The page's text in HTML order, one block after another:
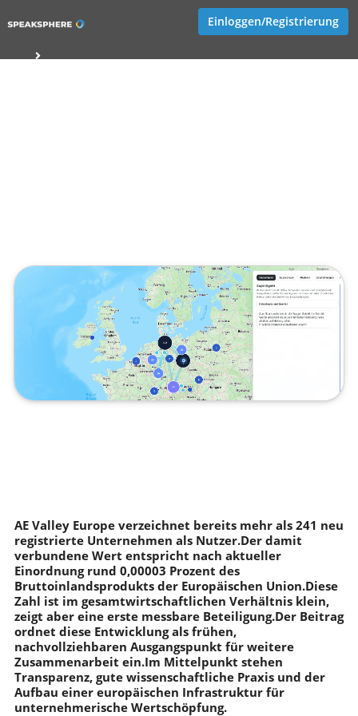
Einloggen/Registrierung
AE Valley Europe verzeichnet bereits mehr als 241 neu
registrierte Unternehmen als Nutzer.Der damit
verbundene Wert entspricht nach aktueller
Einordnung rund 0,00003 Prozent des
Bruttoinlandsprodukts der Europäischen Union.Diese
Zahl ist im gesamtwirtschaftlichen Verhältnis klein,
zeigt aber eine erste messbare Beteiligung.Der Beitrag
ordnet diese Entwicklung als frühen,
nachvollziehbaren Ausgangspunkt für weitere
Zusammenarbeit ein.Im Mittelpunkt stehen
Transparenz, gute wissenschaftliche Praxis und der
Aufbau einer europäischen Infrastruktur für
unternehmerische Wertschöpfung.